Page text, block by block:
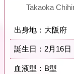
Takaoka
出身地：大阪府
誕生日：2月16日
血液型：B型